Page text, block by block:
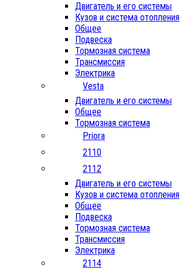
Двигатель и его системы
Кузов и система отопления
Общее
Подвеска
Тормозная система
Трансмиссия
Электрика
Vesta
Двигатель и его системы
Общее
Тормозная система
Priora
2110
2112
Двигатель и его системы
Кузов и система отопления
Общее
Подвеска
Тормозная система
Трансмиссия
Электрика
2114